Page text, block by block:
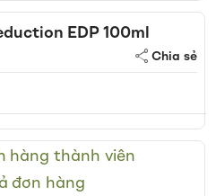
EDP 100ml
Chia sẻ
hàng thành viên
đơn hàng